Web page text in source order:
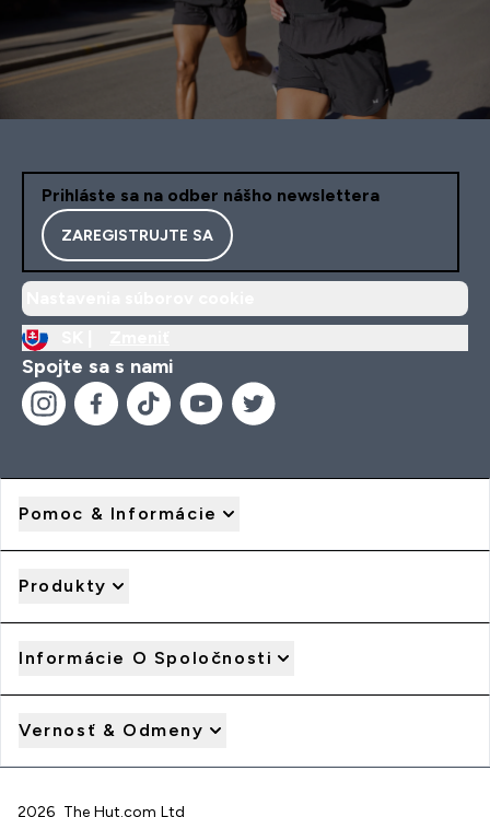
Prihláste sa na odber nášho newslettera
ZAREGISTRUJTE SA
Spojte sa s nami
Pomoc & Informácie
Produkty
Informácie O Spoločnosti
Vernosť & Odmeny
2026 The Hut.com Ltd